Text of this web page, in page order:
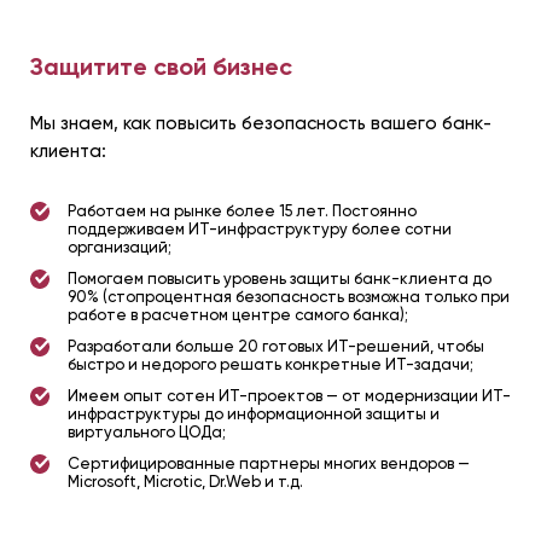
Защитите свой бизнес
Мы знаем, как повысить безопасность вашего банк-
клиента:
Работаем на рынке более 15 лет. Постоянно
поддерживаем ИТ-инфраструктуру более сотни
организаций;
Помогаем повысить уровень защиты банк-клиента до
90% (cтопроцентная безопасность возможна только при
работе в расчетном центре самого банка);
Разработали больше 20 готовых ИТ-решений, чтобы
быстро и недорого решать конкретные ИТ-задачи;
Имеем опыт сотен ИТ-проектов — от модернизации ИТ-
инфраструктуры до информационной защиты и
виртуального ЦОДа;
Сертифицированные партнеры многих вендоров —
Microsoft, Microtic, Dr.Web и т.д.